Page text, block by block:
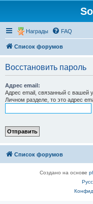
Награды FAQ
Список форумов
Восстановить пароль
Адрес email:
Адрес email, связанный с вашей
Личном разделе, то это адрес
Список форумов
Создано на основе